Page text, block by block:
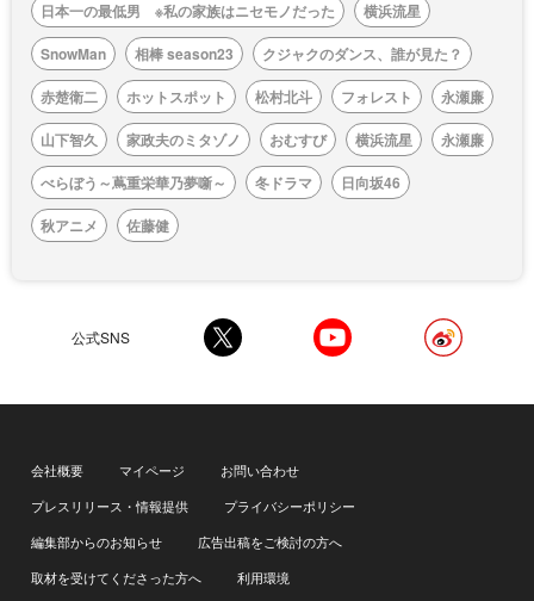
日本一の最低男 ※私の家族はニセモノだった
横浜流星
SnowMan
相棒 season23
クジャクのダンス、誰が見た？
赤楚衛二
ホットスポット 松村北斗 フォレスト
永瀬廉
山下智久
家政夫のミタゾノ おむすび 横浜流星
永瀬廉
べらぼう～蔦重栄華乃夢噺～
冬ドラマ
日向坂46
秋アニメ
佐藤健
公式SNS
会社概要 マイページ
お問い合わせ
プレスリリース・情報提供
プライバシーポリシー
編集部からのお知らせ
広告出稿をご検討の方へ
取材を受けてくださった方へ
利用環境